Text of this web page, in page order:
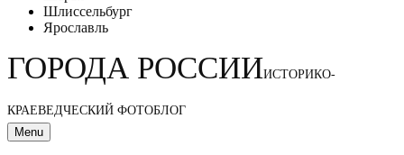
Шлиссельбург
Ярославль
ГОРОДА РОССИИИСТОРИКО-
КРАЕВЕДЧЕСКИЙ ФОТОБЛОГ
Menu